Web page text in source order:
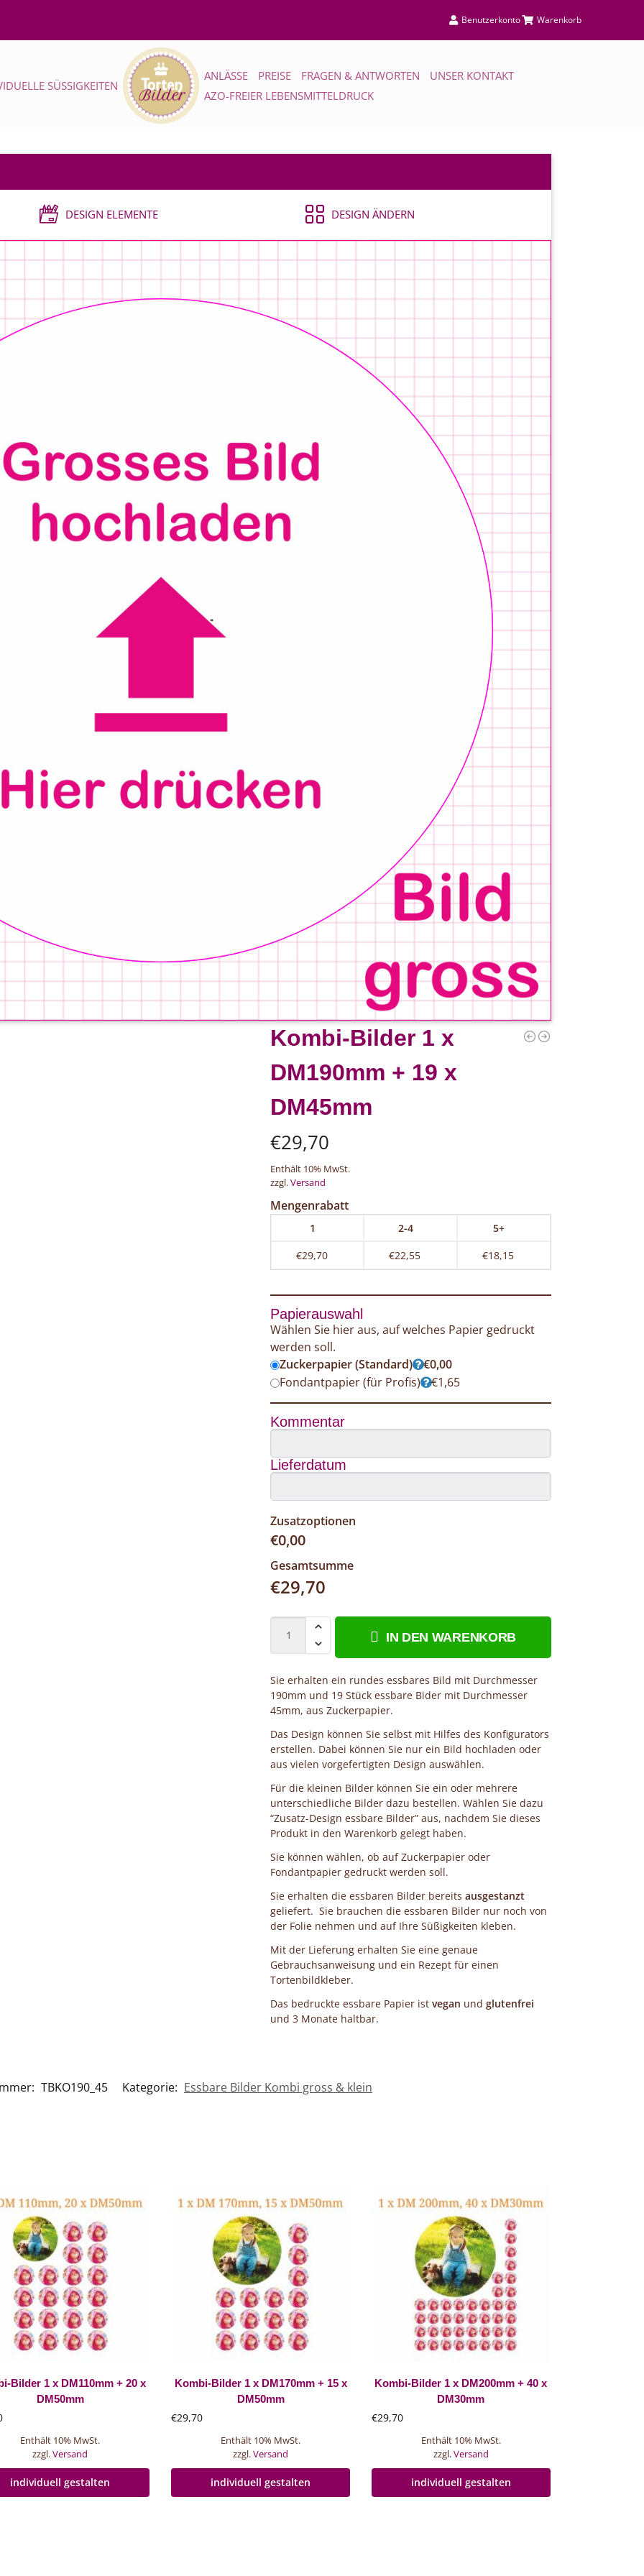
Benutzerkonto Warenkorb
SÜSSIGKEITEN
ANLÄSSE PREISE FRAGEN & ANTWORTEN
UNSER KONTAKT
AZO-FREIER LEBENSMITTELDRUCK
DESIGN ELEMENTE DESIGN ÄNDERN
Kombi-Bilder 1 x
DM190mm + 19 x
DM45mm
€29,70
Enthält 10% MwSt.
zzgl.Versand
Mengenrabatt
1 2-4
5+
€29,70
€22,55 €18,15
Papierauswahl
Wählen Sie hier aus, auf welches Papier gedruckt
werden soll.
Zuckerpapier (Standard)
€0,00
Fondantpapier (für Profis)
€1,65
Kommentar
Lieferdatum
Zusatzoptionen
€0,00
Gesamtsumme
€29,70
IN DEN WARENKORB
Sie erhalten ein rundes essbares Bild mit Durchmesser
190mm und 19 Stück essbare Bider mit Durchmesser
45mm, aus Zuckerpapier.
Das Design können Sie selbst mit Hilfes des Konfigurators
erstellen. Dabei können Sie nur ein Bild hochladen oder
aus vielen vorgefertigten Design auswählen.
Für die kleinen Bilder können Sie ein oder mehrere
unterschiedliche Bilder dazu bestellen. Wählen Sie dazu
“Zusatz-Design essbare Bilder” aus, nachdem Sie dieses
Produkt in den Warenkorb gelegt haben.
Sie können wählen, ob auf Zuckerpapier oder
Fondantpapier gedruckt werden soll.
Sie erhalten die essbaren Bilder bereits ausgestanzt
geliefert. Sie brauchen die essbaren Bilder nur noch von
der Folie nehmen und auf Ihre Süßigkeiten kleben.
Mit der Lieferung erhalten Sie eine genaue
Gebrauchsanweisung und ein Rezept für einen
Tortenbildkleber.
Das bedruckte essbare Papier istvegan undglutenfrei
und 3 Monate haltbar.
TBKO190_45 Kategorie: Essbare Bilder Kombi gross & klein
Bilder 1 x DM110mm + 20 x
DM50mm
Enthält 10% MwSt.
zzgl.Versand
individuell gestalten
Kombi-Bilder 1 x DM170mm + 15 x
DM50mm
€29,70
Enthält 10% MwSt.
zzgl.Versand
individuell gestalten
Kombi-Bilder 1 x DM200mm + 40 x
DM30mm
€29,70
Enthält 10% MwSt.
zzgl.Versand
individuell gestalten